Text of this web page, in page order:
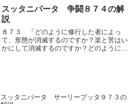
思考の運動による反応の仕方をよく知っ
て、よく気をつけ、現世において全く両極
端の煩（わずら...
スッタニパータ 争闘８７４の解
説
８７３ 「どのように修行した者によっ
て、形態が消滅するのですか？楽と苦はい
かにして消滅するのですか？どのように消
スッタニパータ サーリープッタ９７３の